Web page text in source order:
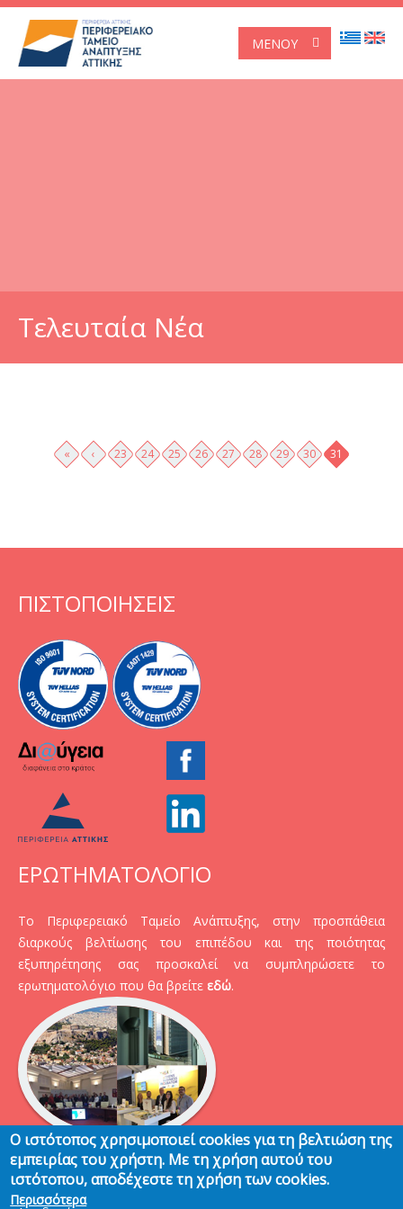
ΜΕΝΟΎ
Τελευταία Νέα
Σελίδες « ‹ 23 24 25 26 27 28 29 30 31
ΠΙΣΤΟΠΟΙΗΣΕΙΣ
ΕΡΩΤΗΜΑΤΟΛΟΓΙΟ
Το Περιφερειακό Ταμείο Ανάπτυξης, στην προσπάθεια
διαρκούς βελτίωσης του επιπέδου και της ποιότητας
εξυπηρέτησης σας προσκαλεί να συμπληρώσετε το
ερωτηματολόγιο που θα βρείτε εδώ.
Ο ιστότοπος χρησιμοποιεί cookies για τη βελτιώση της
εμπειρίας του χρήστη. Με τη χρήση αυτού του
ιστότοπου, αποδέχεστε τη χρήση των cookies.
Περισσότερα